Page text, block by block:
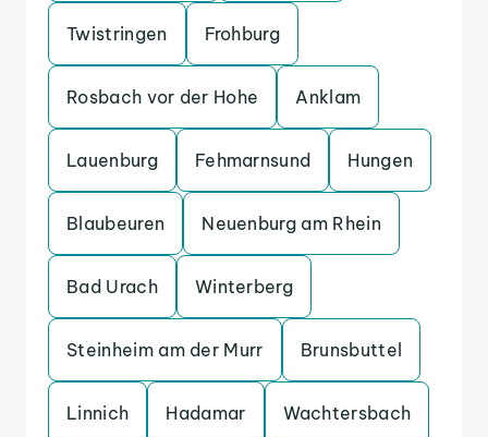
Twistringen Frohburg
Rosbach vor der Hohe Anklam
Lauenburg Fehmarnsund Hungen
Blaubeuren Neuenburg am Rhein
Bad Urach Winterberg
Steinheim am der Murr Brunsbuttel
Linnich Hadamar Wachtersbach